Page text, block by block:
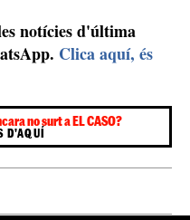
notícies d'última
Clica aquí, és
no surt a EL CASO?
D'AQUÍ